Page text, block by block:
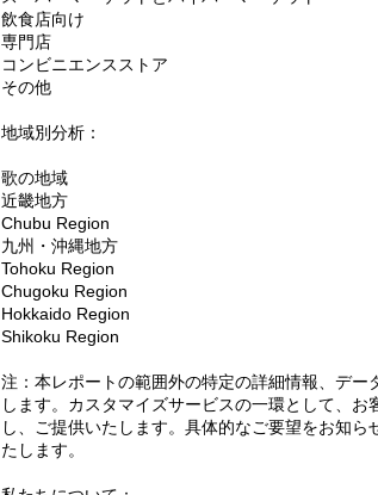
飲食店向け
専門店
コンビニエンスストア
その他
地域別分析：
歌の地域
近畿地方
Chubu Region
九州・沖縄地方
Tohoku Region
Chugoku Region
Hokkaido Region
Shikoku Region
注：本レポートの範囲外の特定の詳細情報、デ
します。カスタマイズサービスの一環として、
し、ご提供いたします。具体的なご要望をお知
たします。